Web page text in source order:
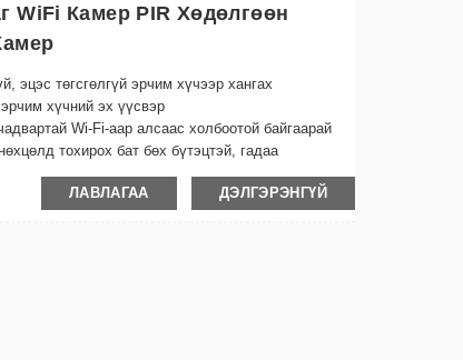
WiFi Камер PIR Хөдөлгөөн
эцэс төгсгөлгүй эрчим хүчээр хангах
хүчний эх үүсвэр
Wi-Fi-аар алсаас холбоотой байгаарай
тохирох бат бөх бүтэцтэй, гадаа
багатай нөхцөлд ч тодорхой бичлэгийг
ЛАВЛАГАА ДЭЛГЭРЭНГҮЙ